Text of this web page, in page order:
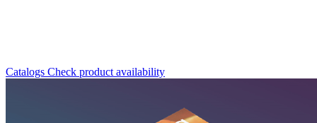
Catalogs Check product availability